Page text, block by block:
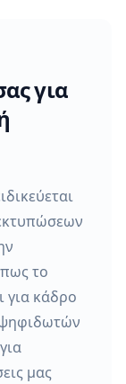
για
το
για κάδρο
ψηφιδωτών
μας